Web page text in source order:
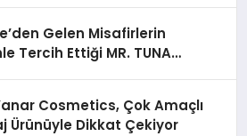
Gelen Misafirlerin
Tercih Ettiği MR. TUNA
Cosmetics, Çok Amaçlı
Ürünüyle Dikkat Çekiyor